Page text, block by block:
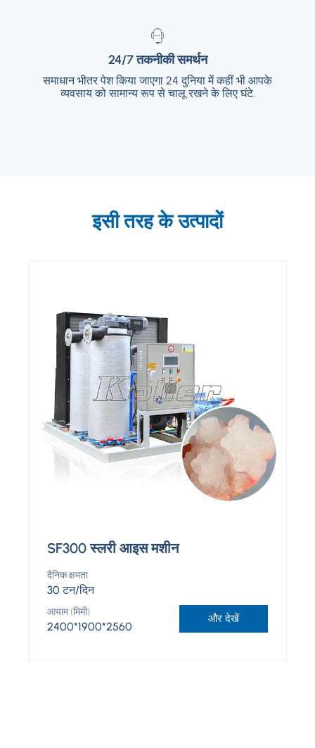
24/7 तकनीकी समर्थन
समाधान भीतर पेश किया जाएगा 24 दुनिया में कहीं भी आपके
व्यवसाय को सामान्य रूप से चालू रखने के लिए घंटे.
24/7 तकनीकी समर्थन
समाधान भीतर पेश किया जाएगा 24 दुनिया में कहीं भी आपके
व्यवसाय को सामान्य रूप से चालू रखने के लिए घंटे.
इसी तरह के उत्पादों
SF300 स्लरी आइस मशीन
दैनिक क्षमता
30 टन/दिन
आयाम (मिमी)
2400*1900*2560
और देखें